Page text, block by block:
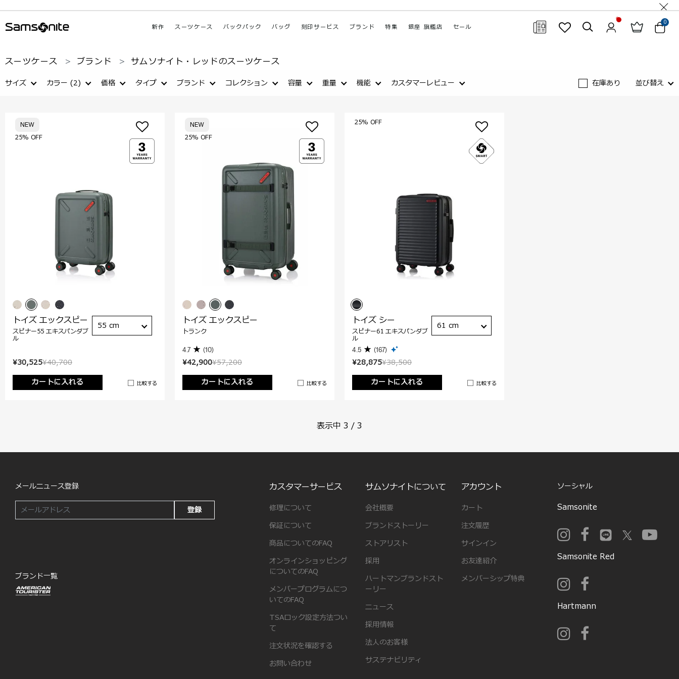
新作 スーツケース バックパック バッグ 刻印サービス ブランド 特集 銀座 旗艦店 セール
0
スーツケース ブランド サムソナイト・レッドのスーツケース
サイズ カラー (2) 価格 ブランド コレクション 容量 重量 機能 カスタマーレビュー
タイプ 在庫あり 並び替え
¥40,700
¥30,525
カートに入れる
比較する
25% OFF
NEW
トイズ エックスピー
スピナー55 エキスパンダブ
ル
55 cm
¥57,200
¥42,900
カートに入れる
比較する
25% OFF
NEW
トイズ エックスピー
トランク
4.7 (10)
¥38,500
¥28,875
カートに入れる
比較する
25% OFF
トイズ シー
スピナー61 エキスパンダブ
ル
4.5 (167)
61 cm
表示中 3 / 3
メールニュース登録
登録
ブランド一覧
カスタマーサービス
修理について
保証について
商品についてのFAQ
オンラインショッピング
についてのFAQ
メンバープログラムにつ
いてのFAQ
TSAロック設定方法つい
て
注文状況を確認する
お問い合わせ
サムソナイトについて
会社概要
ブランドストーリー
ストアリスト
採用
ハートマンブランドスト
ーリー
ニュース
採用情報
法人のお客様
サステナビリティ
アカウント
カート
注文履歴
サインイン
お友達紹介
メンバーシップ特典
ソーシャル
Samsonite
Samsonite Red
Hartmann